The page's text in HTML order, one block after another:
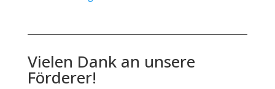
Vielen Dank an unsere
Förderer!